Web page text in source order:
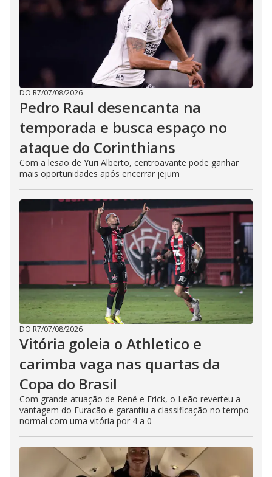
DO R7/07/08/2026
Pedro Raul desencanta na
temporada e busca espaço no
ataque do Corinthians
Com a lesão de Yuri Alberto, centroavante pode ganhar
mais oportunidades após encerrar jejum
DO R7/07/08/2026
Vitória goleia o Athletico e
carimba vaga nas quartas da
Copa do Brasil
Com grande atuação de Renê e Erick, o Leão reverteu a
vantagem do Furacão e garantiu a classificação no tempo
normal com uma vitória por 4 a 0